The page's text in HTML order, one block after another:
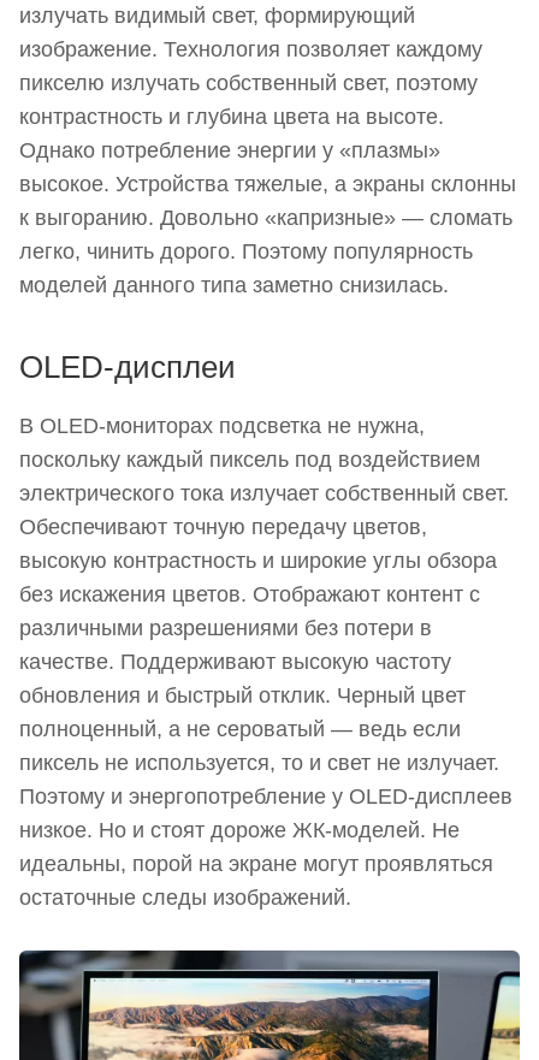
излучать видимый свет, формирующий
изображение. Технология позволяет каждому
пикселю излучать собственный свет, поэтому
контрастность и глубина цвета на высоте.
Однако потребление энергии у «плазмы»
высокое. Устройства тяжелые, а экраны склонны
к выгоранию. Довольно «капризные» — сломать
легко, чинить дорого. Поэтому популярность
моделей данного типа заметно снизилась.
OLED-дисплеи
В OLED-мониторах подсветка не нужна,
поскольку каждый пиксель под воздействием
электрического тока излучает собственный свет.
Обеспечивают точную передачу цветов,
высокую контрастность и широкие углы обзора
без искажения цветов. Отображают контент с
различными разрешениями без потери в
качестве. Поддерживают высокую частоту
обновления и быстрый отклик. Черный цвет
полноценный, а не сероватый — ведь если
пиксель не используется, то и свет не излучает.
Поэтому и энергопотребление у OLED-дисплеев
низкое. Но и стоят дороже ЖК-моделей. Не
идеальны, порой на экране могут проявляться
остаточные следы изображений.